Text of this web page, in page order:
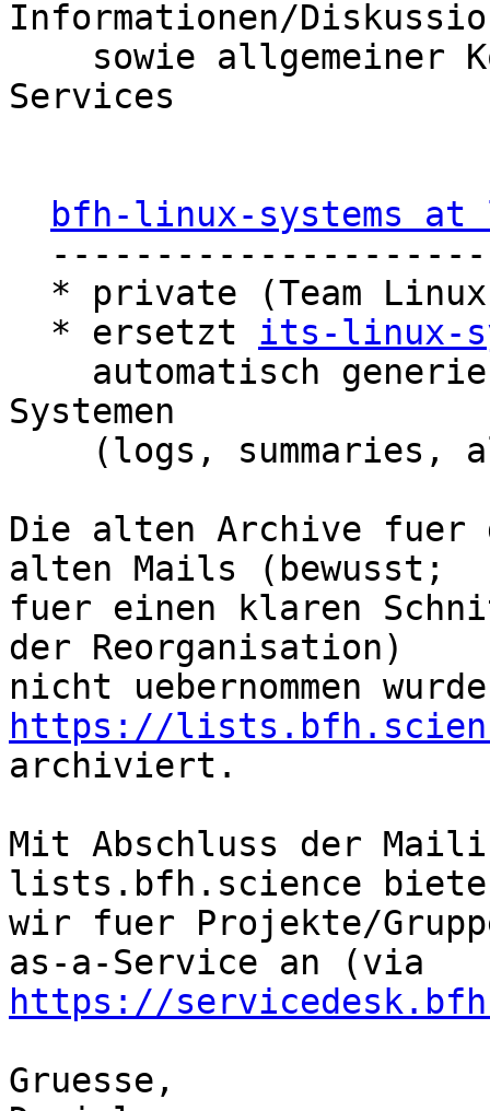
Informationen/
Services
bfh-linux-systems
  * ersetzt
its-linux-
Systemen
Die alten Archive fuer
alten Mails (bewusst;
fuer einen klaren
der Reorganisation)
https://
archiviert.
Mit Abschluss der
lists.bfh.science
wir fuer Projekte/
https://
Gruesse,